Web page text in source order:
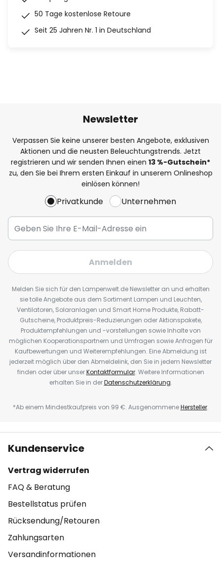
50 Tage kostenlose Retoure
Seit 25 Jahren Nr. 1 in Deutschland
Newsletter
Verpassen Sie keine unserer besten Angebote, exklusiven
Aktionen und die neusten Beleuchtungstrends. Jetzt
registrieren und wir senden Ihnen einen 13 %-Gutschein*
zu, den Sie bei Ihrem ersten Einkauf in unserem Onlineshop
einlösen können!
Privatkunde Unternehmen
Anmelden
Melden Sie sich für den Lampenwelt.de Newsletter an und erhalten
sie tolle Angebote aus dem Sortiment Lampen und Leuchten,
Ventilatoren, Solaranlagen und Smart Home Produkte, Rabatt-
Gutscheine, Produktpreis-Reduzierungen oder Aktionspakete,
Produktempfehlungen und -vorstellungen sowie Inhalte von
möglichen Kooperationspartnern und Umfragen sowie Anfragen für
Kaufbewertungen und Weiterempfehlungen. Eine Abmeldung ist
jederzeit möglich über den Abmeldelink, den Sie in jedem Newsletter
finden oder über unserKontaktformular. Weitere Informationen
erhalten Sie in derDatenschutzerklärung.
*Ab einem Mindestkaufpreis von 99 €. AusgenommeneHersteller.
Kundenservice
Vertrag widerrufen
FAQ & Beratung
Bestellstatus prüfen
Rücksendung/Retouren
Zahlungsarten
Versandinformationen